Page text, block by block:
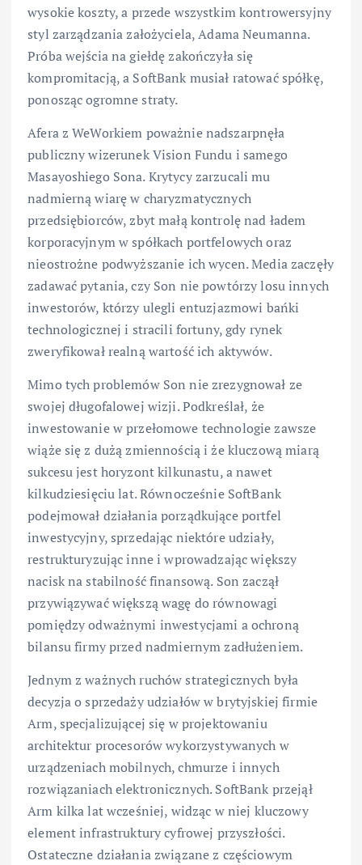
wysokie koszty, a przede wszystkim kontrowersyjny
styl zarządzania założyciela, Adama Neumanna.
Próba wejścia na giełdę zakończyła się
kompromitacją, a SoftBank musiał ratować spółkę,
ponosząc ogromne straty.
Afera z WeWorkiem poważnie nadszarpnęła
publiczny wizerunek Vision Fundu i samego
Masayoshiego Sona. Krytycy zarzucali mu
nadmierną wiarę w charyzmatycznych
przedsiębiorców, zbyt małą kontrolę nad ładem
korporacyjnym w spółkach portfelowych oraz
nieostrożne podwyższanie ich wycen. Media zaczęły
zadawać pytania, czy Son nie powtórzy losu innych
inwestorów, którzy ulegli entuzjazmowi bańki
technologicznej i stracili fortuny, gdy rynek
zweryfikował realną wartość ich aktywów.
Mimo tych problemów Son nie zrezygnował ze
swojej długofalowej wizji. Podkreślał, że
inwestowanie w przełomowe technologie zawsze
wiąże się z dużą zmiennością i że kluczową miarą
sukcesu jest horyzont kilkunastu, a nawet
kilkudziesięciu lat. Równocześnie SoftBank
podejmował działania porządkujące portfel
inwestycyjny, sprzedając niektóre udziały,
restrukturyzując inne i wprowadzając większy
nacisk na stabilność finansową. Son zaczął
przywiązywać większą wagę do równowagi
pomiędzy odważnymi inwestycjami a ochroną
bilansu firmy przed nadmiernym zadłużeniem.
Jednym z ważnych ruchów strategicznych była
decyzja o sprzedaży udziałów w brytyjskiej firmie
Arm, specjalizującej się w projektowaniu
architektur procesorów wykorzystywanych w
urządzeniach mobilnych, chmurze i innych
rozwiązaniach elektronicznych. SoftBank przejął
Arm kilka lat wcześniej, widząc w niej kluczowy
element infrastruktury cyfrowej przyszłości.
Ostateczne działania związane z częściowym